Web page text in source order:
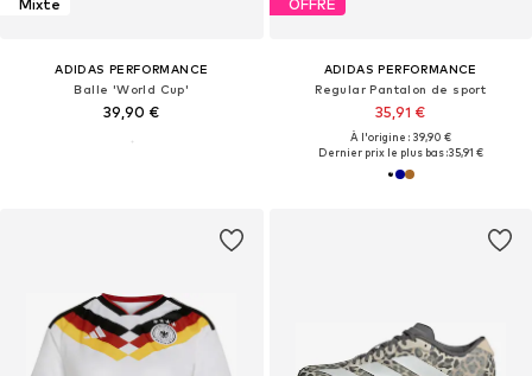
Mixte
ADIDAS PERFORMANCE
Balle 'World Cup'
39,90 €
OFFRE
ADIDAS PERFORMANCE
Regular Pantalon de sport
35,91 €
À l'origine : 39,90 €
Dernier prix le plus bas :35,91 €